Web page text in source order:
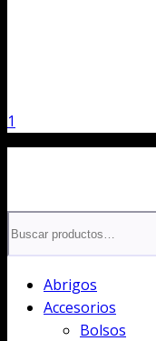
1
por:
Abrigos
Accesorios
Bolsos